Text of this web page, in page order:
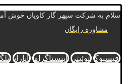
سلام به شرکت سپهر گاز کاویان خوش
مشاوره رایگان
فیسبوک توئیتر اینستاگرام آپارات